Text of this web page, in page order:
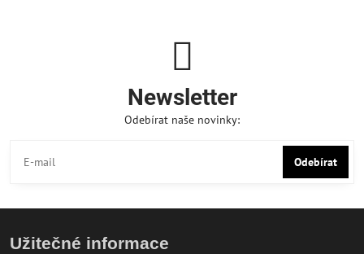
Newsletter
Odebírat naše novinky:
Odebírat
Užitečné informace